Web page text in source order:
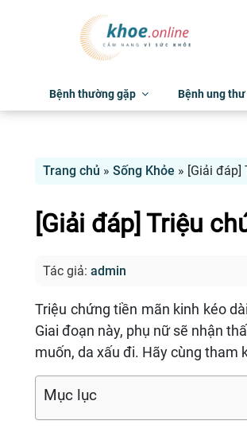
Bệnh thường gặp Bệnh ung thư
Trang chủ » Sống Khỏe » [Giải đáp]
[Giải đáp] Triệu
Tác giả: admin
Triệu chứng tiền mãn kinh kéo
Giai đoạn này, phụ nữ sẽ nhận
muốn, da xấu đi. Hãy cùng tham
Mục lục